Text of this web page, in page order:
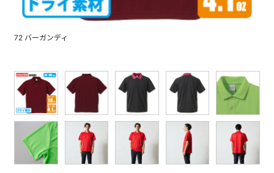
72 バーガンディ